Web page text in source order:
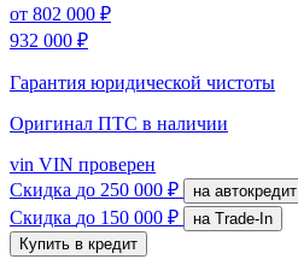
от 802 000 ₽
932 000 ₽
Гарантия юридической чистоты
Оригинал ПТС в наличии
vin VIN проверен
Скидка до 250 000 ₽ на автокредит
Скидка до 150 000 ₽
на Trade-In
Купить в кредит